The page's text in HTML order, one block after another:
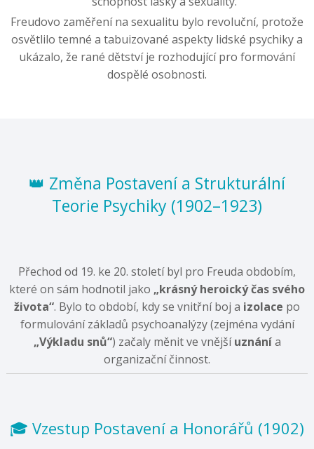
Freudovo zaměření na sexualitu bylo revoluční, protože
osvětlilo temné a tabuizované aspekty lidské psychiky a
ukázalo, že rané dětství je rozhodující pro formování
dospělé osobnosti.
👑 Změna Postavení a Strukturální
Teorie Psychiky (1902–1923)
Přechod od 19. ke 20. století byl pro Freuda obdobím,
které on sám hodnotil jako „krásný heroický čas svého
života“. Bylo to období, kdy se vnitřní boj a izolace po
formulování základů psychoanalýzy (zejména vydání
„Výkladu snů“) začaly měnit ve vnějšíuznánía
organizační činnost.
🎓 Vzestup Postavení a Honorářů (1902)